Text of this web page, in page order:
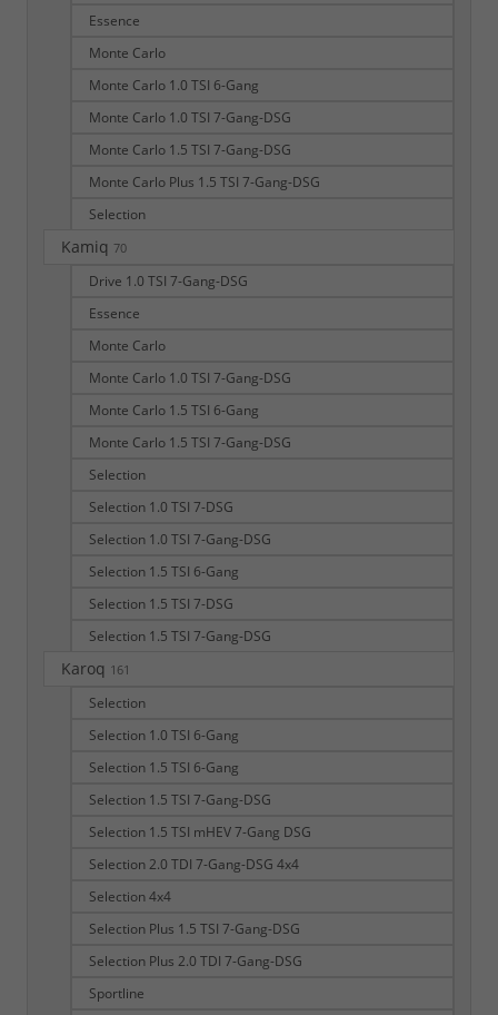
Essence
Monte Carlo
Monte Carlo 1.0 TSI 6-Gang
Monte Carlo 1.0 TSI 7-Gang-DSG
Monte Carlo 1.5 TSI 7-Gang-DSG
Monte Carlo Plus 1.5 TSI 7-Gang-DSG
Selection
Kamiq 70
Drive 1.0 TSI 7-Gang-DSG
Essence
Monte Carlo
Monte Carlo 1.0 TSI 7-Gang-DSG
Monte Carlo 1.5 TSI 6-Gang
Monte Carlo 1.5 TSI 7-Gang-DSG
Selection
Selection 1.0 TSI 7-DSG
Selection 1.0 TSI 7-Gang-DSG
Selection 1.5 TSI 6-Gang
Selection 1.5 TSI 7-DSG
Selection 1.5 TSI 7-Gang-DSG
Karoq 161
Selection
Selection 1.0 TSI 6-Gang
Selection 1.5 TSI 6-Gang
Selection 1.5 TSI 7-Gang-DSG
Selection 1.5 TSI mHEV 7-Gang DSG
Selection 2.0 TDI 7-Gang-DSG 4x4
Selection 4x4
Selection Plus 1.5 TSI 7-Gang-DSG
Selection Plus 2.0 TDI 7-Gang-DSG
Sportline